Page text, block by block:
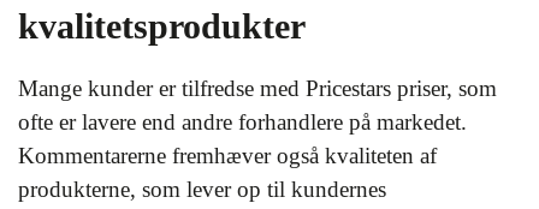
kvalitetsprodukter
Mange kunder er tilfredse med Pricestars priser, som
ofte er lavere end andre forhandlere på markedet.
Kommentarerne fremhæver også kvaliteten af
produkterne, som lever op til kundernes